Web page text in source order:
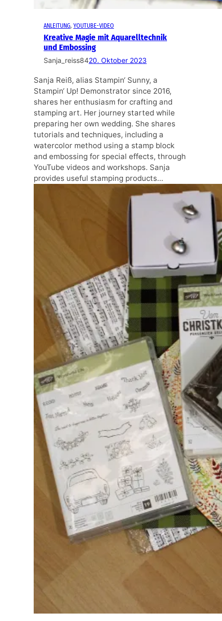
ANLEITUNG, YOUTUBE-VIDEO
Kreative Magie mit Aquarelltechnik
und Embossing
Sanja_reiss8420. Oktober 2023
Sanja Reiß, alias Stampin‘ Sunny, a
Stampin‘ Up! Demonstrator since 2016,
shares her enthusiasm for crafting and
stamping art. Her journey started while
preparing her own wedding. She shares
tutorials and techniques, including a
watercolor method using a stamp block
and embossing for special effects, through
YouTube videos and workshops. Sanja
provides useful stamping products…